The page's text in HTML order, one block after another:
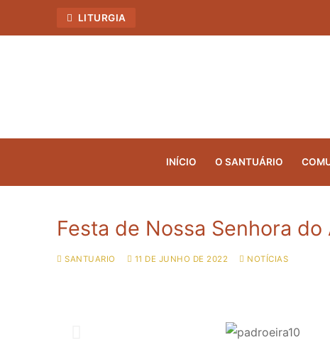
LITURGIA
INÍCIO O SANTUÁRIO
Festa de Nossa Senhora do
SANTUARIO 11 DE JUNHO DE 2022 NOTÍCIAS